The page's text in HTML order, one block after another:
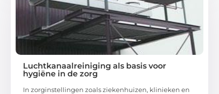
Luchtkanaalreiniging als basis voor
hygiëne in de zorg
In zorginstellingen zoals ziekenhuizen, klinieken en